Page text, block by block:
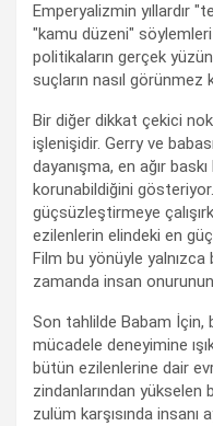
Emperyalizmin yıllardır
"kamu düzeni"
politikaların gerçek
suçların nasıl görünmez
Bir diğer dikkat çekici
işlenişidir. Gerry ve
dayanışma, en ağır
korunabildiğini
güçsüzleştirmeye
ezilenlerin elindeki en
Film bu yönüyle yalnızca
zamanda insan
Son tahlilde Babam İçin,
mücadele deneyimine
bütün ezilenlerine dair
zindanlarından
zulüm karşısında